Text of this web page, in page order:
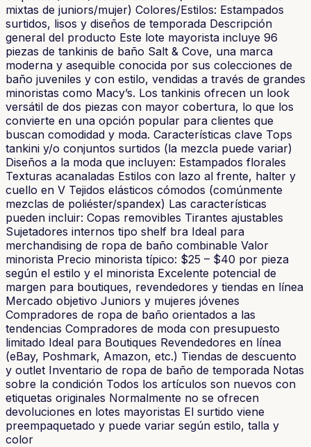
mixtas de juniors/mujer) Colores/Estilos: Estampados
surtidos, lisos y diseños de temporada Descripción
general del producto Este lote mayorista incluye 96
piezas de tankinis de baño Salt & Cove, una marca
moderna y asequible conocida por sus colecciones de
baño juveniles y con estilo, vendidas a través de grandes
minoristas como Macy’s. Los tankinis ofrecen un look
versátil de dos piezas con mayor cobertura, lo que los
convierte en una opción popular para clientes que
buscan comodidad y moda. Características clave Tops
tankini y/o conjuntos surtidos (la mezcla puede variar)
Diseños a la moda que incluyen: Estampados florales
Texturas acanaladas Estilos con lazo al frente, halter y
cuello en V Tejidos elásticos cómodos (comúnmente
mezclas de poliéster/spandex) Las características
pueden incluir: Copas removibles Tirantes ajustables
Sujetadores internos tipo shelf bra Ideal para
merchandising de ropa de baño combinable Valor
minorista Precio minorista típico: $25 – $40 por pieza
según el estilo y el minorista Excelente potencial de
margen para boutiques, revendedores y tiendas en línea
Mercado objetivo Juniors y mujeres jóvenes
Compradores de ropa de baño orientados a las
tendencias Compradores de moda con presupuesto
limitado Ideal para Boutiques Revendedores en línea
(eBay, Poshmark, Amazon, etc.) Tiendas de descuento
y outlet Inventario de ropa de baño de temporada Notas
sobre la condición Todos los artículos son nuevos con
etiquetas originales Normalmente no se ofrecen
devoluciones en lotes mayoristas El surtido viene
preempaquetado y puede variar según estilo, talla y
color